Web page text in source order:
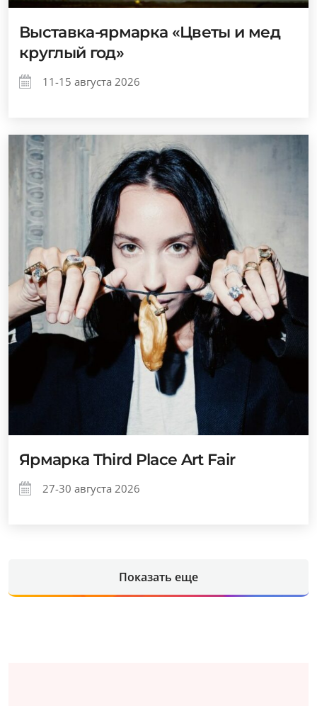
Выставка-ярмарка «Цветы и мед
круглый год»
11-15 августа 2026
Ярмарка Third Place Art Fair
27-30 августа 2026
Показать еще